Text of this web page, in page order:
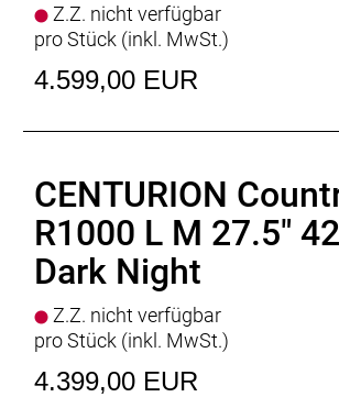
Z.Z. nicht verfügbar
pro Stück (inkl. MwSt.)
4.599,00 EUR
CENTURION
R1000 L M 27.5"
Dark Night
Z.Z. nicht verfügbar
pro Stück (inkl. MwSt.)
4.399,00 EUR